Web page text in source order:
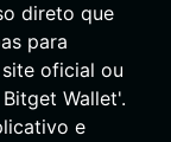
direto que
para
oficial ou
Wallet'.
e